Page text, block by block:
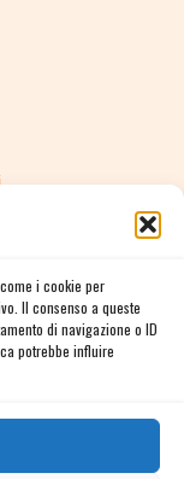
i cookie per
Il consenso a queste
di navigazione o ID
potrebbe influire